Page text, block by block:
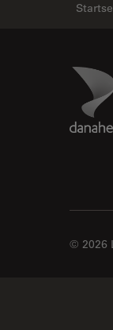
© 2026